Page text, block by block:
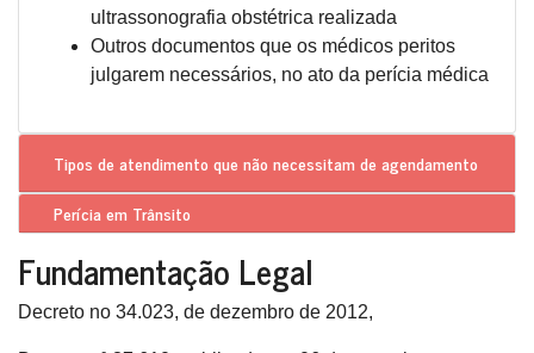
ultrassonografia obstétrica realizada
Outros documentos que os médicos peritos
julgarem necessários, no ato da perícia médica
Tipos de atendimento que não necessitam de agendamento
Perícia em Trânsito
Fundamentação Legal
Decreto no 34.023, de dezembro de 2012,